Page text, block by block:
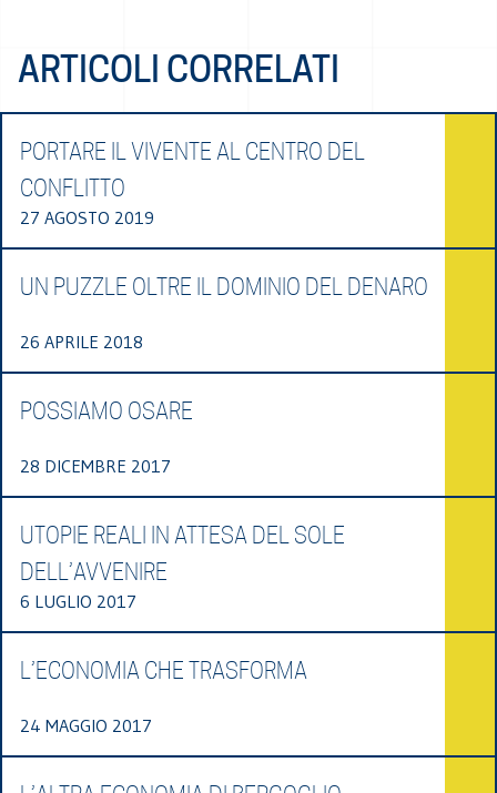
ARTICOLI CORRELATI
PORTARE IL VIVENTE AL CENTRO DEL
CONFLITTO
27 AGOSTO 2019
UN PUZZLE OLTRE IL DOMINIO DEL DENARO
26 APRILE 2018
POSSIAMO OSARE
28 DICEMBRE 2017
UTOPIE REALI IN ATTESA DEL SOLE
DELL’AVVENIRE
6 LUGLIO 2017
L’ECONOMIA CHE TRASFORMA
24 MAGGIO 2017